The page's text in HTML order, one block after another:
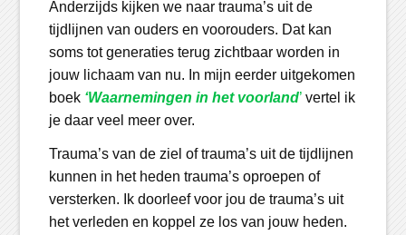
Anderzijds kijken we naar trauma’s uit de
tijdlijnen van ouders en voorouders. Dat kan
soms tot generaties terug zichtbaar worden in
jouw lichaam van nu. In mijn eerder uitgekomen
boek ‘Waarnemingen in het voorland’vertel ik
je daar veel meer over.
Trauma’s van de ziel of trauma’s uit de tijdlijnen
kunnen in het heden trauma’s oproepen of
versterken. Ik doorleef voor jou de trauma’s uit
het verleden en koppel ze los van jouw heden.